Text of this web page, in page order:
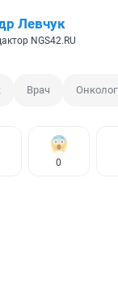
Левчук
NGS42.RU
Врач Онколог
0